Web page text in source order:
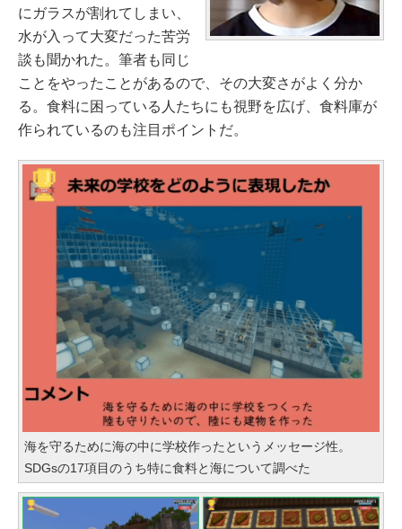
にガラスが割れてしまい、
水が入って大変だった苦労
談も聞かれた。筆者も同じ
ことをやったことがあるので、その大変さがよく分か
る。食料に困っている人たちにも視野を広げ、食料庫が
作られているのも注目ポイントだ。
海を守るために海の中に学校作ったというメッセージ性。
SDGsの17項目のうち特に食料と海について調べた